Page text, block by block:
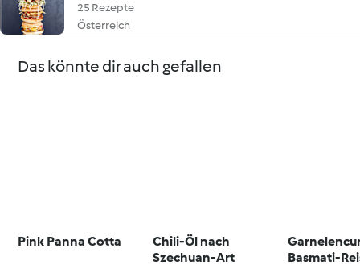
25 Rezepte
Österreich
Das könnte dir auch gefallen
Pink Panna Cotta
Chili-Öl nach
Szechuan-Art
Basmati-